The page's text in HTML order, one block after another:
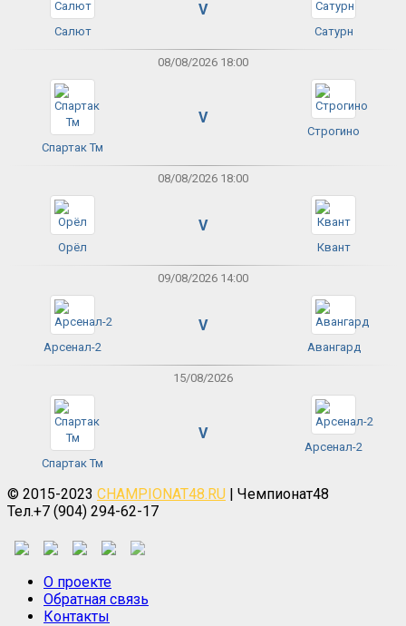
Салют
V
Сатурн
08/08/2026 18:00
Спартак Тм
V
Строгино
08/08/2026 18:00
Орёл
V
Квант
09/08/2026 14:00
Арсенал-2
V
Авангард
15/08/2026
Спартак Тм
V
Арсенал-2
© 2015-2023 CHAMPIONAT48.RU | Чемпионат48
Тел.+7 (904) 294-62-17
О проекте
Обратная связь
Контакты